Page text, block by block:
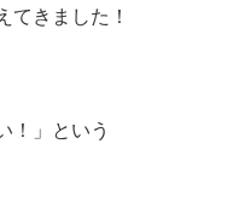
てきました！
！」という